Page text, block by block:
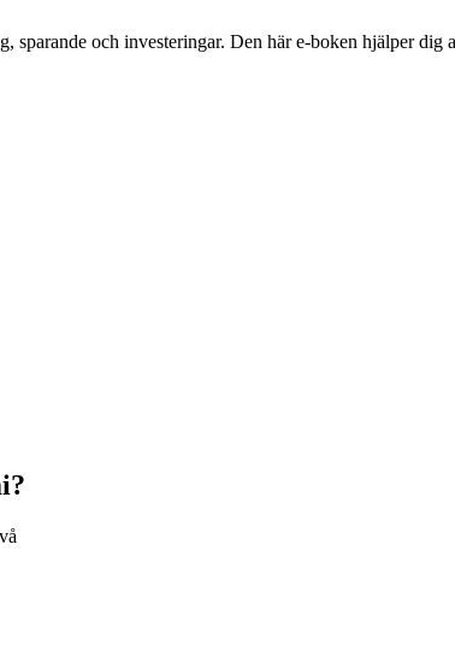
och investeringar. Den här e-boken hjälper